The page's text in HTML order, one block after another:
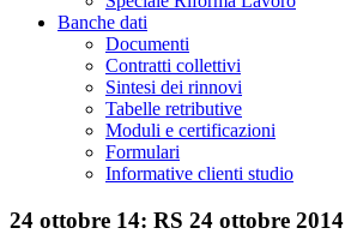
Banche dati
Documenti
Contratti collettivi
Sintesi dei rinnovi
Tabelle retributive
Moduli e certificazioni
Formulari
Informative clienti studio
24 ottobre 14: RS 24 ottobre 2014